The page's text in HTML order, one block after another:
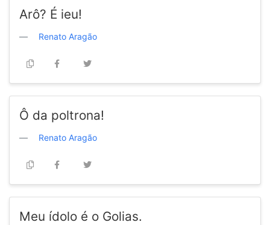
Arô? É ieu!
Renato Aragão
Ô da poltrona!
Renato Aragão
Meu ídolo é o Golias.